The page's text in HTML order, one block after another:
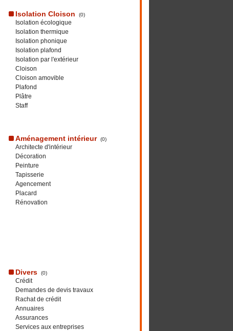
Isolation Cloison (0)
Isolation écologique
Isolation thermique
Isolation phonique
Isolation plafond
Isolation par l'extérieur
Cloison
Cloison amovible
Plafond
Plâtre
Staff
Aménagement intérieur (0)
Architecte d'intérieur
Décoration
Peinture
Tapisserie
Agencement
Placard
Rénovation
Divers (0)
Crédit
Demandes de devis travaux
Rachat de crédit
Annuaires
Assurances
Services aux entreprises